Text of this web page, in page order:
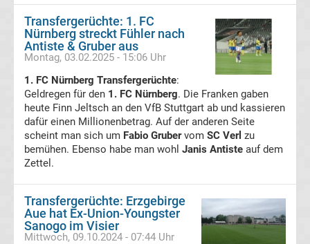
Bundesliga
Porträts
Fußballklubs
Liga
3.
Meister
Transfergerüchte: 1. FC
Nürnberg streckt Fühler nach
Antiste & Gruber aus
Montag, 03.02.2025 - 15:06 Uhr
1. FC Nürnberg Transfergerüchte:
Geldregen für den 1. FC Nürnberg. Die Franken gaben
heute Finn Jeltsch an den VfB Stuttgart ab und kassieren
dafür einen Millionenbetrag. Auf der anderen Seite
scheint man sich um Fabio Grubervom SC Verl zu
bemühen. Ebenso habe man wohl Janis Antiste auf dem
Zettel.
Transfergerüchte: Erzgebirge
Aue hat Ex-Union-Youngster
Sanogo im Visier
Mittwoch, 09.10.2024 - 07:44 Uhr